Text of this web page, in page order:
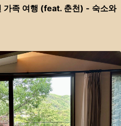
가족 여행 (feat. 춘천) - 숙소와